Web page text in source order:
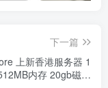
下一篇
上新香港服务器 1
内存 20gb磁盘